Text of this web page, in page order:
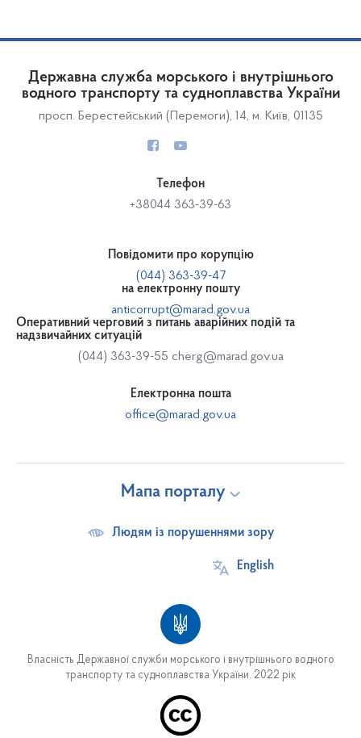
Державна служба морського і внутрішнього
водного транспорту та судноплавства України
просп. Берестейський (Перемоги), 14, м. Київ, 01135
Телефон
+38044 363-39-63
Повідомити про корупцію
(044) 363-39-47
на електронну пошту
anticorrupt@marad.gov.ua
Оперативний черговий з питань аварійних подій та
надзвичайних ситуацій
(044) 363-39-55 cherg@marad.gov.ua
Електронна пошта
office@marad.gov.ua
Власність Державної служби морського і внутрішнього водного
транспорту та судноплавства України. 2022 рік
Мапа порталу
Людям із порушеннями зору
English